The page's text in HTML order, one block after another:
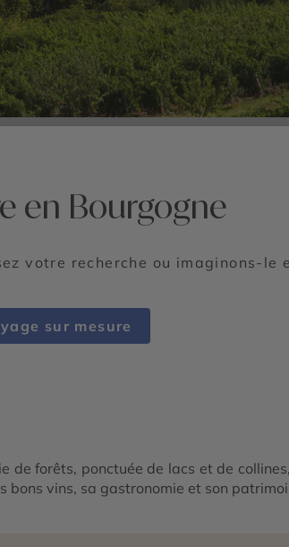
en Bourgogne
votre recherche ou imaginons-le
sur mesure
de forêts, ponctuée de lacs et de
vins, sa gastronomie et son